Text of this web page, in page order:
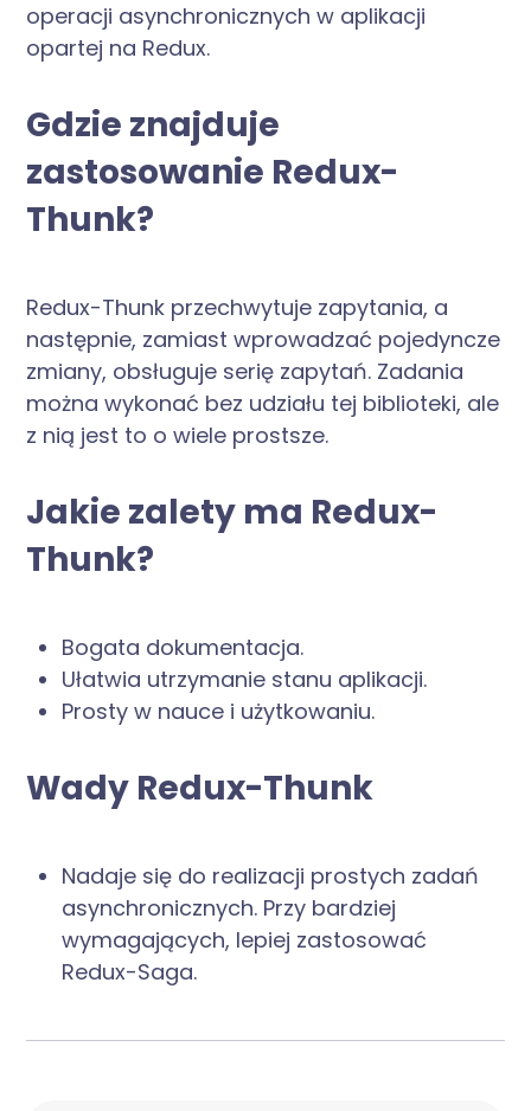
operacji asynchronicznych w aplikacji
opartej na Redux.
Gdzie znajduje
zastosowanie Redux-
Thunk?
Redux-Thunk przechwytuje zapytania, a
następnie, zamiast wprowadzać pojedyncze
zmiany, obsługuje serię zapytań. Zadania
można wykonać bez udziału tej biblioteki, ale
z nią jest to o wiele prostsze.
Jakie zalety ma Redux-
Thunk?
Bogata dokumentacja.
Ułatwia utrzymanie stanu aplikacji.
Prosty w nauce i użytkowaniu.
Wady Redux-Thunk
Nadaje się do realizacji prostych zadań
asynchronicznych. Przy bardziej
wymagających, lepiej zastosować
Redux-Saga.